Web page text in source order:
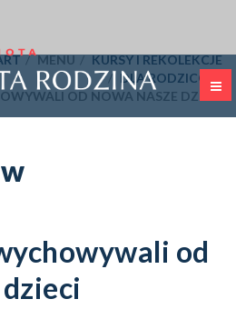
MENU
KURSY I REKOLEKCJE
DLA RODZICÓW
OD NOWA NASZE DZIECI
od